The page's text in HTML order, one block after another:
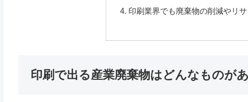
印刷業界でも廃棄物の削減やリ
印刷で出る産業廃棄物はどんなものが